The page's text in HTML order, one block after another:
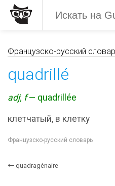
Французско-русский
quadrillé
adj; f— quadrillée
клетчатый, в клетку
Французско-русский словарь
quadragénaire